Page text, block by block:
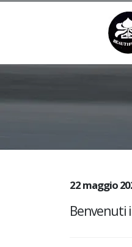
22 maggio
Benvenuti